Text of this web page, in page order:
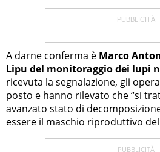
A darne conferma è Marco
Lipu del monitoraggio dei lupi
ricevuta la segnalazione, gli
posto e hanno rilevato che “si
avanzato stato di
essere il maschio riproduttivo